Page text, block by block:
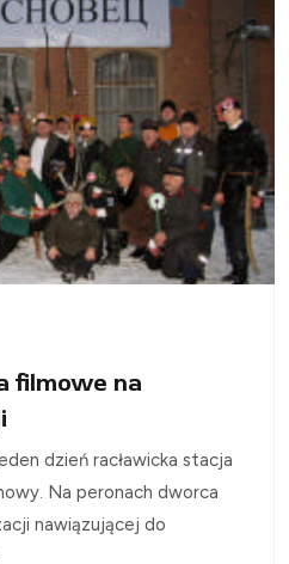
filmowe na
dzień racławicka stacja
Na peronach dworca
nawiązującej do